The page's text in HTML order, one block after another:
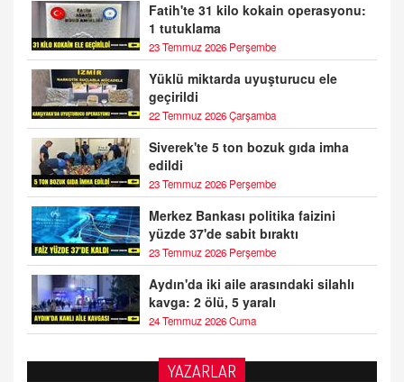
Fatih'te 31 kilo kokain operasyonu:
1 tutuklama
23 Temmuz 2026 Perşembe
Yüklü miktarda uyuşturucu ele
geçirildi
22 Temmuz 2026 Çarşamba
Siverek'te 5 ton bozuk gıda imha
edildi
23 Temmuz 2026 Perşembe
Merkez Bankası politika faizini
yüzde 37'de sabit bıraktı
23 Temmuz 2026 Perşembe
Aydın'da iki aile arasındaki silahlı
kavga: 2 ölü, 5 yaralı
24 Temmuz 2026 Cuma
YAZARLAR